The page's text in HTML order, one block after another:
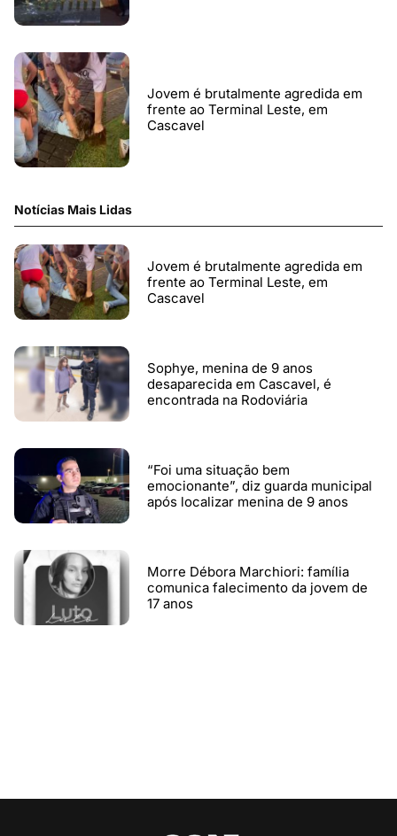
Jovem é brutalmente agredida em
frente ao Terminal Leste, em
Cascavel
Notícias Mais Lidas
Jovem é brutalmente agredida em
frente ao Terminal Leste, em
Cascavel
Sophye, menina de 9 anos
desaparecida em Cascavel, é
encontrada na Rodoviária
“Foi uma situação bem
emocionante”, diz guarda municipal
após localizar menina de 9 anos
Morre Débora Marchiori: família
comunica falecimento da jovem de
17 anos